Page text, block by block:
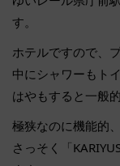
す。
ホテルですので、
中にシャワーもト
はやもすると一般
極狭なのに機能的
さっそく「